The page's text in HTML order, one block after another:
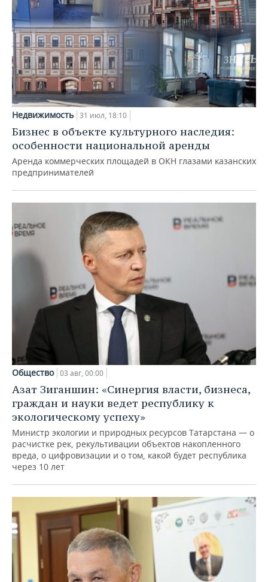
Недвижимость 31 июл, 18:10
Бизнес в объекте культурного наследия:
особенности национальной аренды
Аренда коммерческих площадей в ОКН глазами казанских
предпринимателей
Общество 03 авг, 00:00
Азат Зиганшин: «Синергия власти, бизнеса,
граждан и науки ведет республику к
экологическому успеху»
Министр экологии и природных ресурсов Татарстана — о
расчистке рек, рекультивации объектов накопленного
вреда, о цифровизации и о том, какой будет республика
через 10 лет